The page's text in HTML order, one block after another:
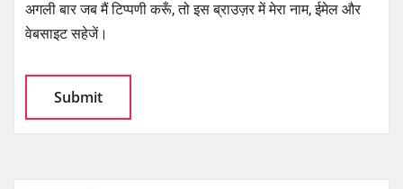
अगली बार जब मैं टिप्पणी करूँ, तो इस ब्राउज़र में मेरा नाम, ईमेल और
वेबसाइट सहेजें।